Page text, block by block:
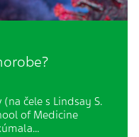
čele s Lindsay S.
of Medicine